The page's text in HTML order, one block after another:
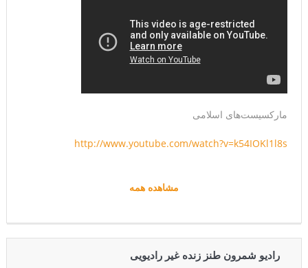
مارکسیست‌های اسلامی
http://www.youtube.com/watch?v=k54IOKl1l8s
مشاهده همه
رادیو شمرون طنز زنده غیر رادیویی